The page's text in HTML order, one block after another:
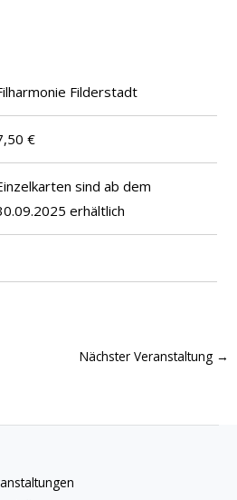
Filderstadt
€
sind ab dem
erhältlich
Nächster Veranstaltung →